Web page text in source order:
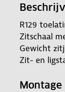
R129
Zitschaal
Gewicht
Zit- en